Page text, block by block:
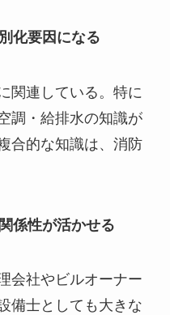
化要因になる
関連している。特に
調・給排水の知識が
合的な知識は、消防
係性が活かせる
会社やビルオーナー
備士としても大きな